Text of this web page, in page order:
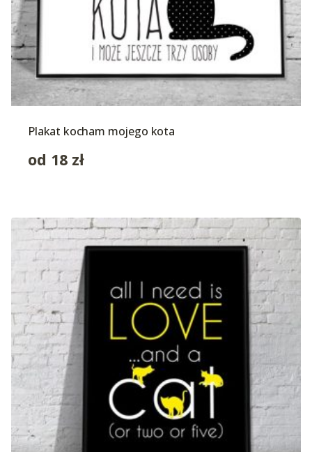
Plakat kocham mojego kota
od 18 zł